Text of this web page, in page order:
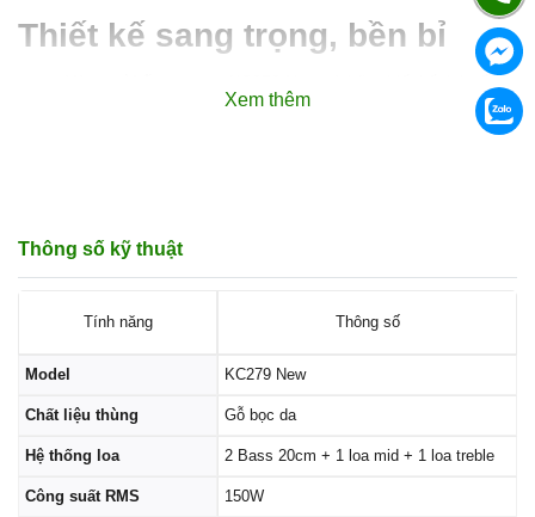
Thiết kế sang trọng, bền bỉ
KC279 New sở hữu thiết kế tinh tế,
hiện đại với lớp vỏ gỗ bọc da cao cấp, tạo cảm giác sang
Tay cầm tiện lợi:
bạn dễ dàng mang theo và di chuyển loa đến bất cứ đâu.
Xem thêm
Thông số kỹ thuật
Tính năng Thông số
Model KC279 New
Chất liệu thùng Gỗ bọc da
Hệ thống loa 2 Bass 20cm + 1 loa mid + 1 loa treble
Công suất RMS 150W